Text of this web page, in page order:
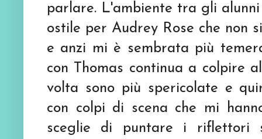
parlare. L'ambiente tra gli
ostile per Audrey Rose che non
e anzi mi è sembrata più
con Thomas continua a colpire
volta sono più spericolate e
con colpi di scena che mi
sceglie di puntare i riflettori